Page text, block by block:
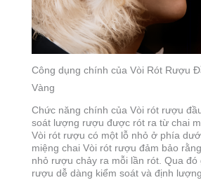
Công dụng chính của Vòi Rót Rượu
Vàng
Chức năng chính của Vòi rót rượu
soát lượng rượu được rót ra từ chai
Vòi rót rượu có một lỗ nhỏ ở phía
miệng chai Vòi rót rượu đảm bảo
nhỏ rượu chảy ra mỗi lần rót. Qua
rượu dễ dàng kiểm soát và định lượng.